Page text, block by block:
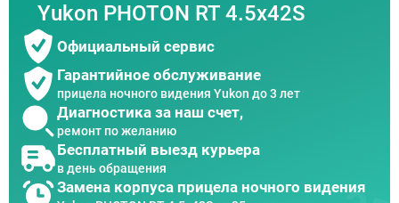
Yukon PHOTON RT 4.5x42S
Официальный сервис
Гарантийное обслуживание
прицела ночного видения Yukon до 3 лет
Диагностика за наш счет,
ремонт по желанию
Бесплатный выезд курьера
в день обращения
Замена корпуса прицела ночного видения